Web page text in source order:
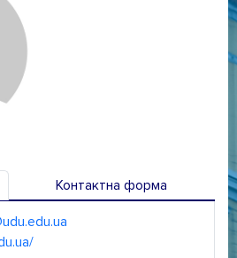
Контактна форма